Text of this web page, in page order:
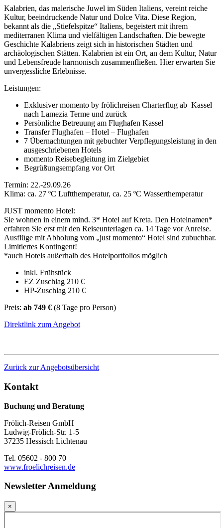
Kalabrien, das malerische Juwel im Süden Italiens, vereint reiche
Kultur, beeindruckende Natur und Dolce Vita. Diese Region,
bekannt als die „Stiefelspitze“ Italiens, begeistert mit ihrem
mediterranen Klima und vielfältigen Landschaften. Die bewegte
Geschichte Kalabriens zeigt sich in historischen Städten und
archäologischen Stätten. Kalabrien ist ein Ort, an dem Kultur, Natur
und Lebensfreude harmonisch zusammenfließen. Hier erwarten Sie
unvergessliche Erlebnisse.
Leistungen:
Exklusiver momento by frölichreisen Charterflug ab Kassel
nach Lamezia Terme und zurück
Persönliche Betreuung am Flughafen Kassel
Transfer Flughafen – Hotel – Flughafen
7 Übernachtungen mit gebuchter Verpflegungsleistung in den
ausgeschriebenen Hotels
momento Reisebegleitung im Zielgebiet
Begrüßungsempfang vor Ort
Termin: 22.-29.09.26
Klima: ca. 27 ºC Luftthemperatur, ca. 25 ºC Wasserthemperatur
JUST momento Hotel:
Sie wohnen in einem mind. 3* Hotel auf Kreta. Den Hotelnamen*
erfahren Sie erst mit den Reiseunterlagen ca. 14 Tage vor Anreise.
Ausflüge mit Abholung vom „just momento“ Hotel sind zubuchbar.
Limitiertes Kontingent!
*auch Hotels außerhalb des Hotelportfolios möglich
inkl. Frühstück
EZ Zuschlag 210 €
HP-Zuschlag 210 €
Preis: ab 749 € (8 Tage pro Person)
Direktlink zum Angebot
Zurück zur Angebotsübersicht
Kontakt
Buchung und Beratung
Frölich-Reisen GmbH
Ludwig-Frölich-Str. 1-5
37235 Hessisch Lichtenau
Tel. 05602 - 800 70
www.froelichreisen.de
Newsletter Anmeldung
×